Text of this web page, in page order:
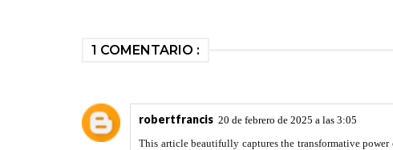
1 COMENTARIO :
robertfrancis 20 de febrero de 2025 a las 3:05
This article beautifully captures the transformative